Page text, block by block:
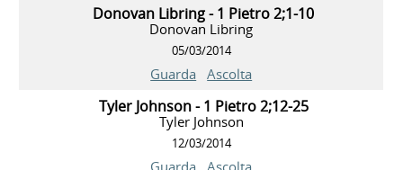
Donovan Libring - 1 Pietro 2;1-10
Donovan Libring
05/03/2014
Guarda Ascolta
Tyler Johnson - 1 Pietro 2;12-25
Tyler Johnson
12/03/2014
Guarda Ascolta